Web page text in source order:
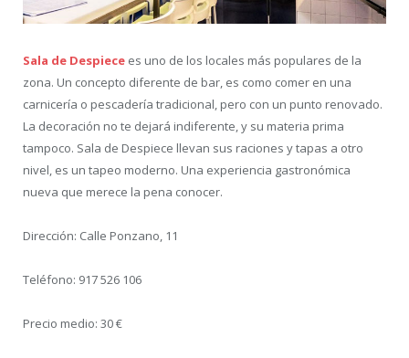
Sala de Despiece es uno de los locales más populares de la
zona. Un concepto diferente de bar, es como comer en una
carnicería o pescadería tradicional, pero con un punto renovado.
La decoración no te dejará indiferente, y su materia prima
tampoco. Sala de Despiece llevan sus raciones y tapas a otro
nivel, es un tapeo moderno. Una experiencia gastronómica
nueva que merece la pena conocer.
Dirección: Calle Ponzano, 11
Teléfono: 917 526 106
Precio medio: 30 €